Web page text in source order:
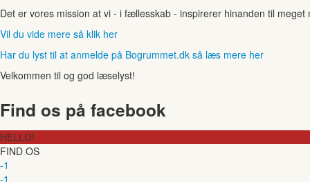
Det er vores mission at vi - i fællesskab - inspirerer hinanden til
Vil du vide mere så klik her
Har du lyst til at anmelde på Bogrummet.dk så læs mere her
Velkommen til og god læselyst!
Find os på facebook
HELLO!
FIND OS
-1
-1